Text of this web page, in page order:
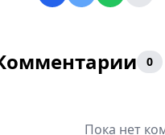
0
Пока нет